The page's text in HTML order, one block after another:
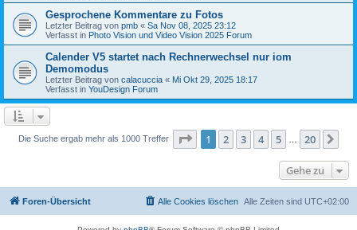
Gesprochene Kommentare zu Fotos
Letzter Beitrag von pmb « Sa Nov 08, 2025 23:12
Verfasst in Photo Vision und Video Vision 2025 Forum
Calender V5 startet nach Rechnerwechsel nur iom
Demomodus
Letzter Beitrag von calacuccia « Mi Okt 29, 2025 18:17
Verfasst in YouDesign Forum
Die Suche ergab mehr als 1000 Treffer Seite 1von 20
1 2 3 4 5 20
Gehe zu
Foren-Übersicht Alle Zeiten sind UTC+02:00
Alle Cookies löschen